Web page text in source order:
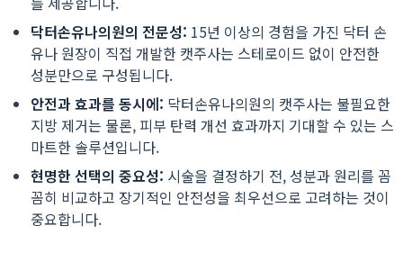
닥터손유나의원의 전문성: 15년 이상의 경험을 가진 닥터 손
유나 원장이 직접 개발한 캣주사는 스테로이드 없이 안전한
성분만으로 구성됩니다.
안전과 효과를 동시에: 닥터손유나의원의 캣주사는 불필요한
지방 제거는 물론, 피부 탄력 개선 효과까지 기대할 수 있는 스
마트한 솔루션입니다.
현명한 선택의 중요성: 시술을 결정하기 전, 성분과 원리를 꼼
꼼히 비교하고 장기적인 안전성을 최우선으로 고려하는 것이
중요합니다.